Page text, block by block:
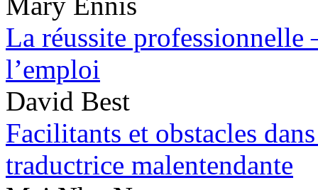
La réussite professionnelle
l’emploi
David Best
Facilitants et obstacles
traductrice malentendante